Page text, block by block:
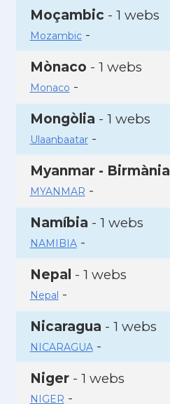
Moçambic - 1 webs
Mozambic-
Mònaco - 1 webs
Monaco -
Mongòlia - 1 webs
Ulaanbaatar-
Myanmar - Birmània
MYANMAR -
Namíbia - 1 webs
NAMIBIA-
Nepal - 1 webs
Nepal -
Nicaragua - 1 webs
NICARAGUA-
Niger- 1 webs
NIGER -